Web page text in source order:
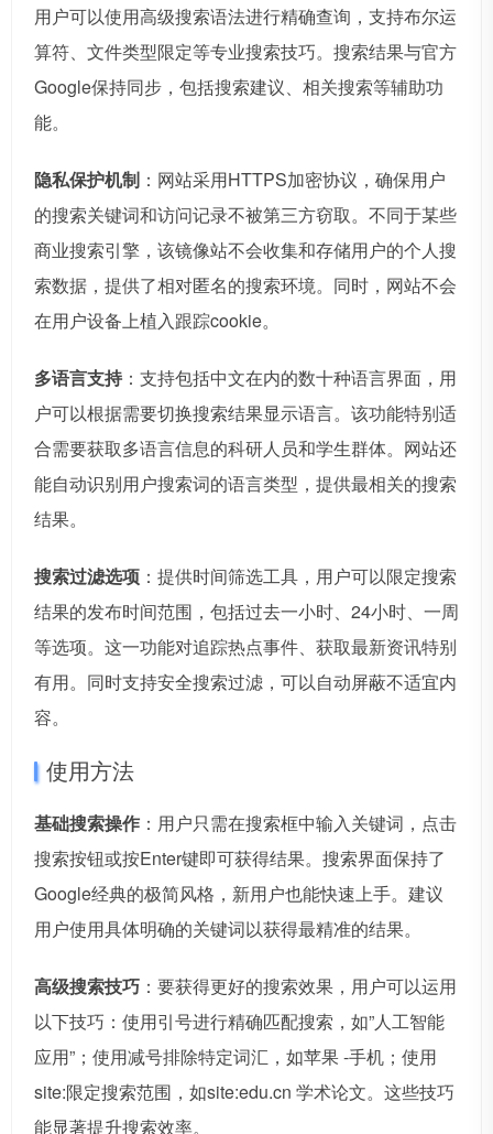
用户可以使用高级搜索语法进行精确查询，支持布尔运
算符、文件类型限定等专业搜索技巧。搜索结果与官方
Google保持同步，包括搜索建议、相关搜索等辅助功
能。
隐私保护机制 ：网站采用HTTPS加密协议，确保用户
的搜索关键词和访问记录不被第三方窃取。不同于某些
商业搜索引擎，该镜像站不会收集和存储用户的个人搜
索数据，提供了相对匿名的搜索环境。同时，网站不会
在用户设备上植入跟踪cookie。
多语言支持 ：支持包括中文在内的数十种语言界面，用
户可以根据需要切换搜索结果显示语言。该功能特别适
合需要获取多语言信息的科研人员和学生群体。网站还
能自动识别用户搜索词的语言类型，提供最相关的搜索
结果。
搜索过滤选项 ：提供时间筛选工具，用户可以限定搜索
结果的发布时间范围，包括过去一小时、24小时、一周
等选项。这一功能对追踪热点事件、获取最新资讯特别
有用。同时支持安全搜索过滤，可以自动屏蔽不适宜内
容。
使用方法
基础搜索操作 ：用户只需在搜索框中输入关键词，点击
搜索按钮或按Enter键即可获得结果。搜索界面保持了
Google经典的极简风格，新用户也能快速上手。建议
用户使用具体明确的关键词以获得最精准的结果。
高级搜索技巧 ：要获得更好的搜索效果，用户可以运用
以下技巧：使用引号进行精确匹配搜索，如”人工智能
应用”；使用减号排除特定词汇，如苹果 -手机；使用
site:限定搜索范围，如site:edu.cn 学术论文。这些技巧
能显著提升搜索效率。